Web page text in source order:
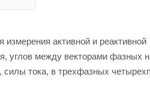
измерения активной и реактивной
углов между векторами фазных
силы тока, в трехфазных